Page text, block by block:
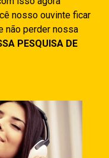
nosso ouvinte ficar
não perder nossa
PESQUISA DE